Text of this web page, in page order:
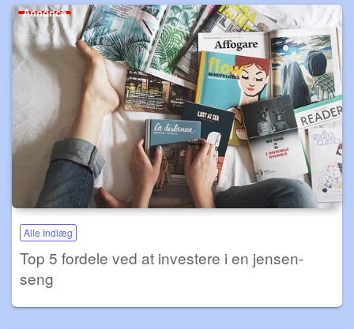
Annonce
Alle Indlæg
Top 5 fordele ved at investere i en jensen-
seng